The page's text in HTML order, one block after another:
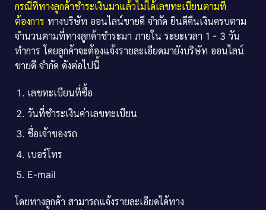
กรณีที่ทางลูกค้าชำระเงินมาแล้วไม่ได้เลขทะเบียนตามที่
ต้องการ ทางบริษัท ออนไลน์ขายดี จำกัด ยินดีคืนเงินครบตาม
จำนวนตามที่ทางลูกค้าชำระมา ภายใน ระยะเวลา 1 - 3 วัน
ทำการ โดยลูกค้าจะต้องแจ้งรายละเอียดมายังบริษัท ออนไลน์
ขายดี จำกัด ดังต่อไปนี้
เลขทะเบียนที่ซื้อ
วันที่ชำระเงินค่าเลขทะเบียน
ชื่อเจ้าของรถ
เบอร์โทร
E-mail
โดยทางลูกค้า สามารถแจ้งรายละเอียดได้ทาง